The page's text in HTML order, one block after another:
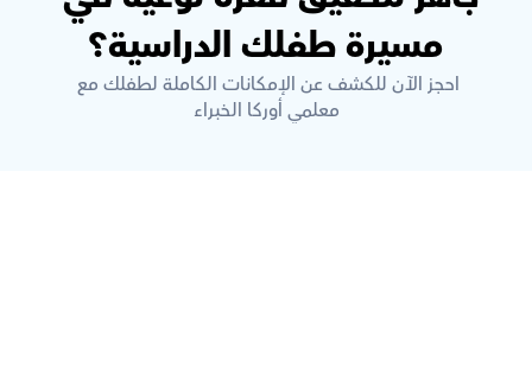
مسيرة طفلك الدراسية؟
معلمي أوركا الخبراء